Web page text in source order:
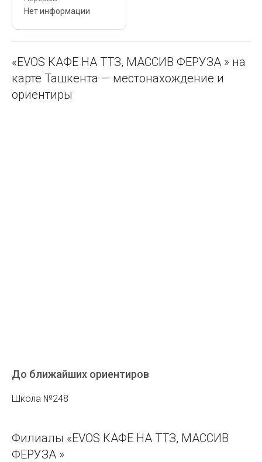
Нет информации
«EVOS КАФЕ НА ТТЗ, МАССИВ ФЕРУЗА » на
карте Ташкента — местонахождение и
ориентиры
До ближайших ориентиров
Школа №248
Филиалы «EVOS КАФЕ НА ТТЗ, МАССИВ
ФЕРУЗА »